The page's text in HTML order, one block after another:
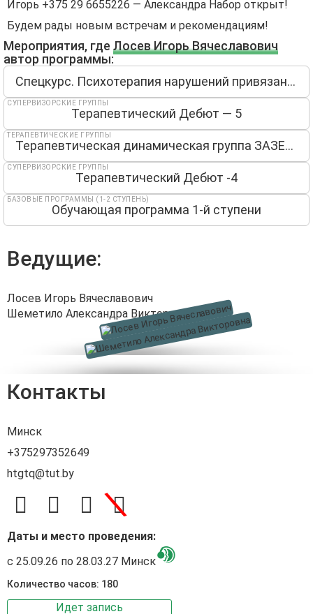
Игорь +375 29 6655226 — Александра Набор открыт!
Будем рады новым встречам и рекомендациям!
Мероприятия, где Лосев Игорь Вячеславович
автор программы:
Спецкурс. Психотерапия нарушений привязанности. Интегративный гештальт-подход.
Терапевтический Дебют — 5
СУПЕРВИЗОРСКИЕ ГРУППЫ
Терапевтическая динамическая группа ЗАЗЕРКАЛЬЕ
ТЕРАПЕВТИЧЕСКИЕ ГРУППЫ
Терапевтический Дебют -4
СУПЕРВИЗОРСКИЕ ГРУППЫ
Обучающая программа 1-й ступени
БАЗОВЫЕ ПРОГРАММЫ (1-2 СТУПЕНЬ)
Ведущие:
Лосев Игорь Вячеславович
Шеметило Александра Викторовна
Контакты
Минск
+375297352649
htgtq@tut.by
\
Даты и место проведения:
с 25.09.26 по 28.03.27 Минск
Количество часов: 180
Идет запись